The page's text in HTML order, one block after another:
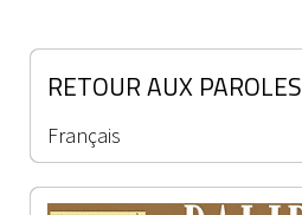
RETOUR AUX PAROLES
Français